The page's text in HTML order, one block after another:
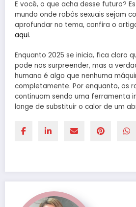
E você, o que acha desse futuro?
mundo onde robôs sexuais sejam
aprofundar no tema, confira o
aqui.
Enquanto 2025 se inicia, fica claro
pode nos surpreender, mas a
humana é algo que nenhuma
completamente. Por enquanto, os
continuam sendo uma ferramenta
longe de substituir o calor de um